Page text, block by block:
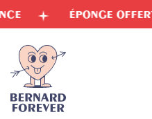
ÉPONGE OFFERTE
Aller
au
contenu